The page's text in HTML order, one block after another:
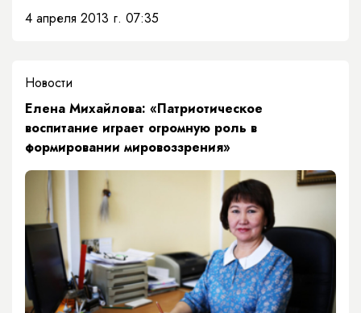
4 апреля 2013 г. 07:35
Новости
Елена Михайлова: «Патриотическое
воспитание играет огромную роль в
формировании мировоззрения»